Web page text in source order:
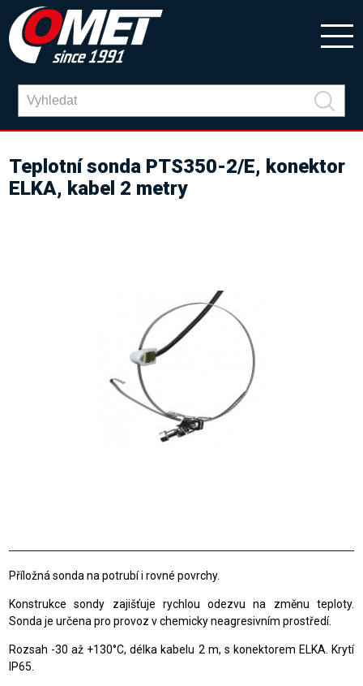
Teplotní sonda PTS350-2/E, konektor
ELKA, kabel 2 metry
Příložná sonda na potrubí i rovné povrchy.
Konstrukce sondy zajišťuje rychlou odezvu na změnu teploty.
Sonda je určena pro provoz v chemicky neagresivním prostředí.
Rozsah -30 až +130°C, délka kabelu 2 m, s konektorem ELKA. Krytí
IP65.